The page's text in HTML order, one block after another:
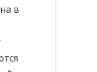
в